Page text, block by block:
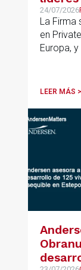
24/07/2026
La
en
Europa,
LEER MÁS